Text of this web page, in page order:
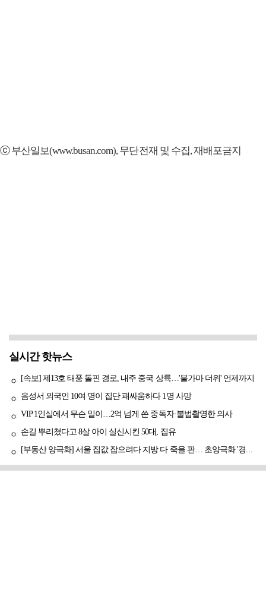
ⓒ 부산일보(www.busan.com), 무단전재 및 수집, 재배포금지
실시간 핫뉴스
[속보] 제13호 태풍 돌핀 경로, 내주 중국 상륙…'불가마 더위' 언제까지
음성서 외국인 10여 명이 집단 패싸움하다 1명 사망
VIP 1인실에서 무슨 일이…2억 넘게 쓴 중독자·불법촬영한 의사
손길 뿌리쳤다고 8살 아이 실신시킨 50대, 집유
[부동산 양극화] 서울 집값 잡으려다 지방 다 죽을 판… 초양극화 '경고등'